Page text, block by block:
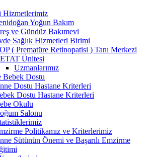
Hizmetlerimiz
Yoğun Bakım
ve Gündüz Bakımevi
Sağlık Hizmetleri Birimi
( Prematüre Retinopatisi ) Tanı Merkezi
Ünitesi
Uzmanlarımız
Bebek Dostu
Dostu Hastane Kriterleri
Dostu Hastane Kriterleri
Okulu
Salonu
Politikamız ve Kriterlerimiz
Sütünün Önemi ve Başarılı Emzirme